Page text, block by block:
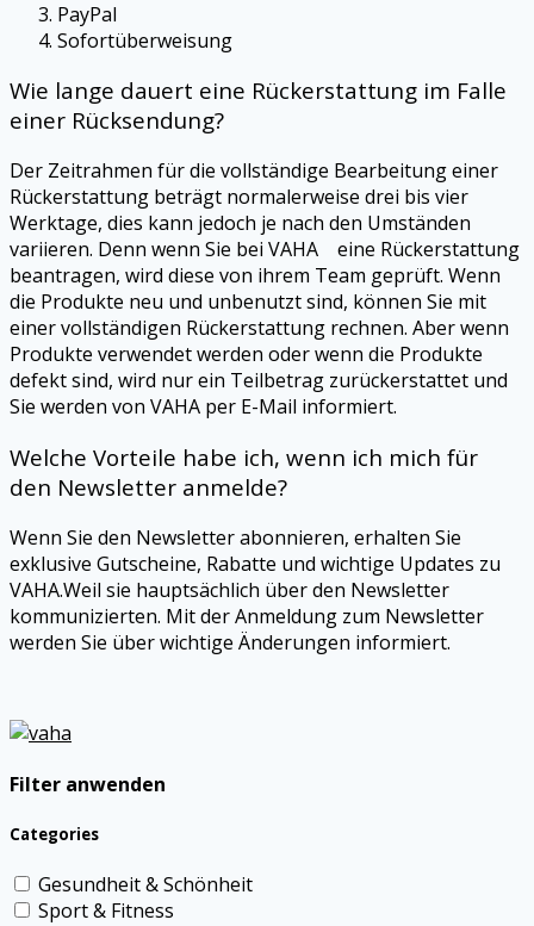
PayPal
Sofortüberweisung
Wie lange dauert eine Rückerstattung im Falle
einer Rücksendung?
Der Zeitrahmen für die vollständige Bearbeitung einer
Rückerstattung beträgt normalerweise drei bis vier
Werktage, dies kann jedoch je nach den Umständen
variieren. Denn wenn Sie bei VAHA eine Rückerstattung
beantragen, wird diese von ihrem Team geprüft. Wenn
die Produkte neu und unbenutzt sind, können Sie mit
einer vollständigen Rückerstattung rechnen. Aber wenn
Produkte verwendet werden oder wenn die Produkte
defekt sind, wird nur ein Teilbetrag zurückerstattet und
Sie werden von VAHA per E-Mail informiert.
Welche Vorteile habe ich, wenn ich mich für
den Newsletter anmelde?
Wenn Sie den Newsletter abonnieren, erhalten Sie
exklusive Gutscheine, Rabatte und wichtige Updates zu
VAHA.Weil sie hauptsächlich über den Newsletter
kommunizierten. Mit der Anmeldung zum Newsletter
werden Sie über wichtige Änderungen informiert.
Filter anwenden
Categories
Gesundheit & Schönheit
Sport & Fitness